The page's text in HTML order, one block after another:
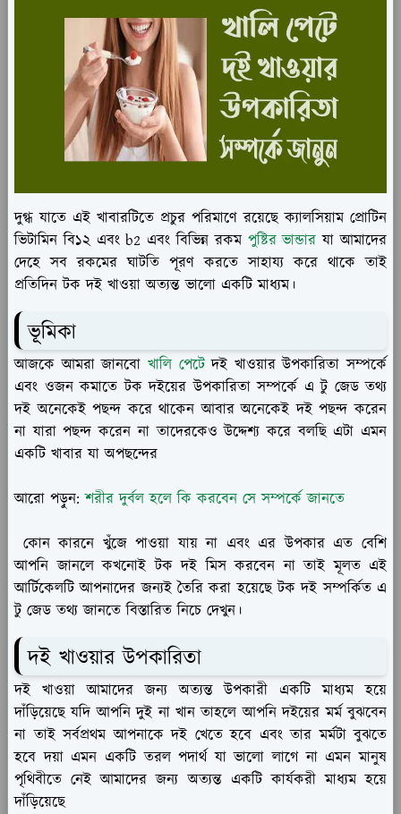
দুগ্ধ যাতে এই খাবারটিতে প্রচুর পরিমাণে রয়েছে ক্যালসিয়াম প্রোটিন
ভিটামিন বি১২ এবং b2 এবং বিভিন্ন রকম পুষ্টির ভান্ডার যা আমাদের
দেহে সব রকমের ঘাটতি পূরণ করতে সাহায্য করে থাকে তাই
প্রতিদিন টক দই খাওয়া অত্যন্ত ভালো একটি মাধ্যম।
ভূমিকা
আজকে আমরা জানবো খালি পেটেদই খাওয়ার উপকারিতা সম্পর্কে
এবং ওজন কমাতে টক দইয়ের উপকারিতা সম্পর্কে এ টু জেড তথ্য
দই অনেকেই পছন্দ করে থাকেন আবার অনেকেই দই পছন্দ করেন
না যারা পছন্দ করেন না তাদেরকেও উদ্দেশ্য করে বলছি এটা এমন
একটি খাবার যা অপছন্দের
আরো পড়ুন:শরীর দুর্বল হলে কি করবেন সে সম্পর্কে জানতে
কোন কারনে খুঁজে পাওয়া যায় না এবং এর উপকার এত বেশি
আপনি জানলে কখনোই টক দই মিস করবেন না তাই মূলত এই
আর্টিকেলটি আপনাদের জন্যই তৈরি করা হয়েছে টক দই সম্পর্কিত এ
টু জেড তথ্য জানতে বিস্তারিত নিচে দেখুন।
দই খাওয়ার উপকারিতা
দই খাওয়া আমাদের জন্য অত্যন্ত উপকারী একটি মাধ্যম হয়ে
দাঁড়িয়েছে যদি আপনি দুই না খান তাহলে আপনি দইয়ের মর্ম বুঝবেন
না তাই সর্বপ্রথম আপনাকে দই খেতে হবে এবং তার মর্মটা বুঝতে
হবে দয়া এমন একটি তরল পদার্থ যা ভালো লাগে না এমন মানুষ
পৃথিবীতে নেই আমাদের জন্য অত্যন্ত একটি কার্যকরী মাধ্যম হয়ে
দাঁড়িয়েছে